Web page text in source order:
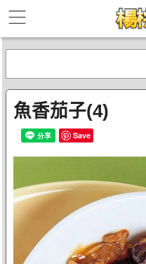
魚香茄子(4)
Save